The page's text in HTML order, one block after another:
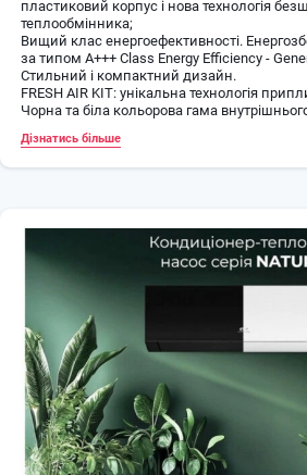
пластиковий корпус і нова технологія
теплообмінника;
Вищий клас енергоефективності.
за типом A+++ Class Energy Efficiency -
Стильний і компактний дизайн.
FRESH AIR KIT: унікальна технологія
Чорна та біла кольорова гама
Технологія CH-AI: динамічний
Дізнатись більше